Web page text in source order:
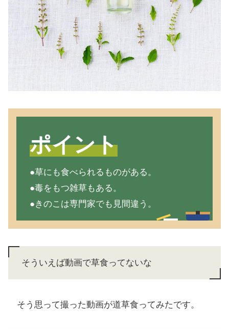
ポイント
●草にも食べられるものがある。
●毒をもつ雑草もある。
●きのこは専門家でも見間違う。
そういえば動画で草食ってないな
そう思って撮った動画が道草食ってみたです。